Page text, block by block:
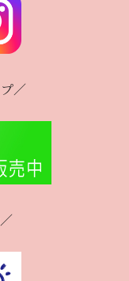
／